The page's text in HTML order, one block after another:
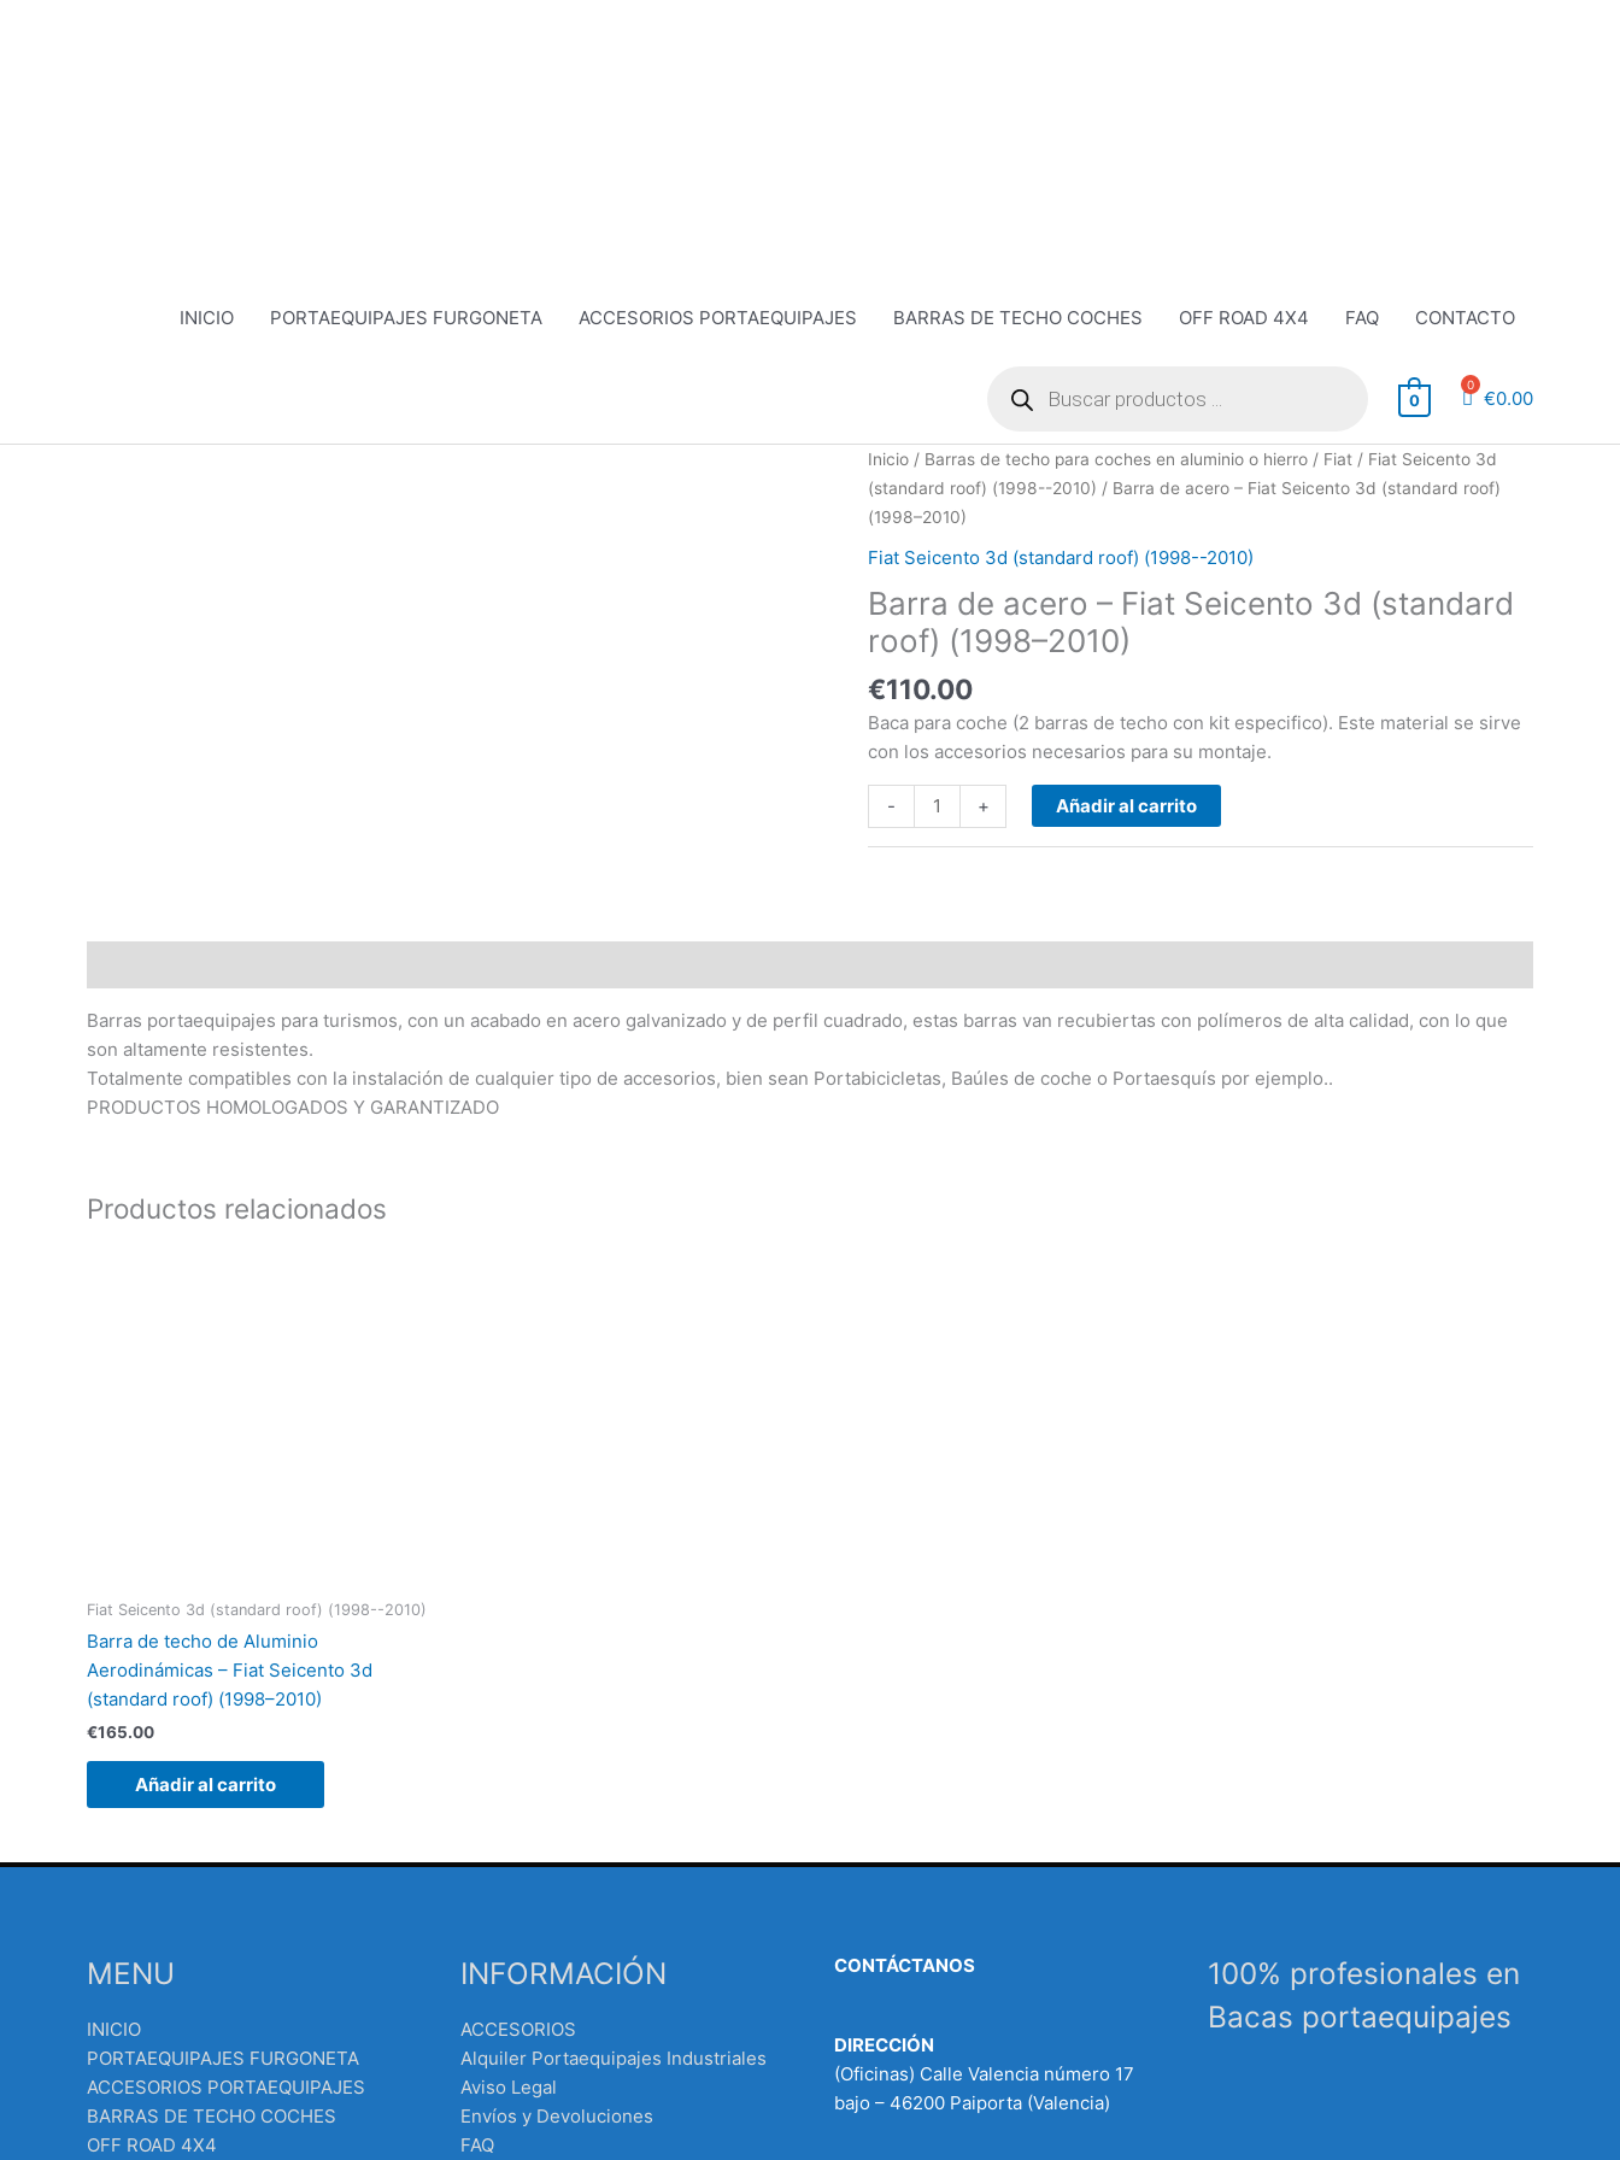
INICIO PORTAEQUIPAJES FURGONETA ACCESORIOS PORTAEQUIPAJES BARRAS DE TECHO COCHES OFF ROAD 4X4 FAQ
CONTACTO
productos 0 €0.00
Inicio / Barras de techo para coches en aluminio o hierro / Fiat / Fiat Seicento 3d
(standard roof) (1998--2010) / Barra de acero – Fiat Seicento 3d (standard roof)
(1998–2010)
Fiat Seicento 3d (standard roof) (1998--2010)
Barra de acero – Fiat Seicento 3d (standard
roof) (1998–2010)
€110.00
Baca para coche (2 barras de techo con kit especifico). Este material se sirve
con los accesorios necesarios para su montaje.
-
Barra
de
acero
Fiat
Seicento
3d
(standard
roof)
(1998-
-2010)
+
Añadir al carrito
Barras portaequipajes para turismos, con un acabado en acero galvanizado y de perfil cuadrado, estas barras van recubiertas con polímeros de alta calidad, con lo que
son altamente resistentes.
Totalmente compatibles con la instalación de cualquier tipo de accesorios, bien sean Portabicicletas, Baúles de coche o Portaesquís por ejemplo..
PRODUCTOS HOMOLOGADOS Y GARANTIZADO
Productos relacionados
Fiat Seicento 3d (standard roof) (1998--2010)
Barra de techo de Aluminio
Aerodinámicas – Fiat Seicento 3d
(standard roof) (1998–2010)
€165.00
Añadir al carrito
MENU
INICIO
PORTAEQUIPAJES FURGONETA
ACCESORIOS PORTAEQUIPAJES
BARRAS DE TECHO COCHES
OFF ROAD 4X4
INFORMACIÓN
ACCESORIOS
Alquiler Portaequipajes Industriales
Aviso Legal
Envíos y Devoluciones
FAQ
CONTÁCTANOS
DIRECCIÓN
(Oficinas) Calle Valencia número 17
bajo – 46200 Paiporta (Valencia)
100% profesionales en
Bacas portaequipajes